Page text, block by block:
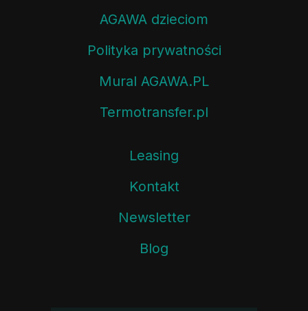
AGAWA dzieciom
Polityka prywatności
Mural AGAWA.PL
Termotransfer.pl
Leasing
Kontakt
Newsletter
Blog